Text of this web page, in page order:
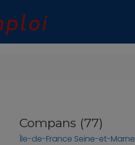
Compans (77)
Île-de-France Seine-et-Marne